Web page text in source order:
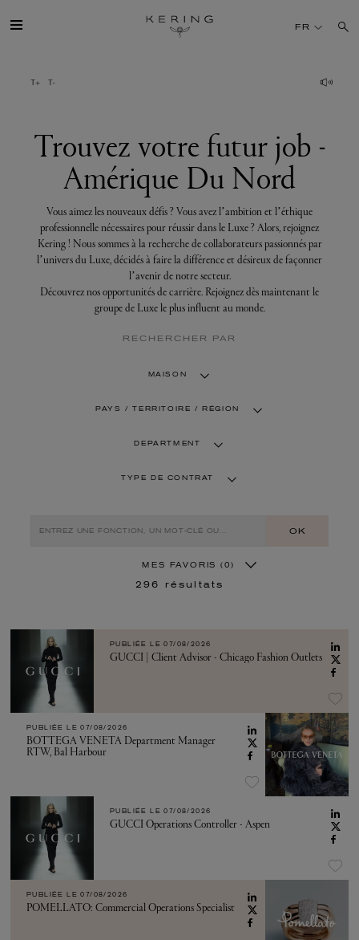
votre
futur
TALENT
DÉV. DURABLE
FINANCE
PRESSE
FR
Trouvez votre futur job -
Amérique Du Nord
Vous aimez les nouveaux défis ? Vous avez l’ambition et l’éthique
professionnelle nécessaires pour réussir dans le Luxe ? Alors, rejoignez
Kering ! Nous sommes à la recherche de collaborateurs passionnés par
l’univers du Luxe, décidés à faire la différence et désireux de façonner
l’avenir de notre secteur.
Découvrez nos opportunités de carrière. Rejoignez dès maintenant le
groupe de Luxe le plus influent au monde.
RECHERCHER PAR
MAISON
PAYS / TERRITOIRE / RÉGION
DEPARTMENT
TYPE DE CONTRAT
OK
MES FAVORIS (0)
296 résultats
PUBLIÉE LE 07/08/2026
GUCCI | Client Advisor - Chicago Fashion Outlets
PUBLIÉE LE 07/08/2026
BOTTEGA VENETA Department Manager
RTW, Bal Harbour
PUBLIÉE LE 07/08/2026
GUCCI Operations Controller - Aspen
PUBLIÉE LE 07/08/2026
POMELLATO: Commercial Operations Specialist